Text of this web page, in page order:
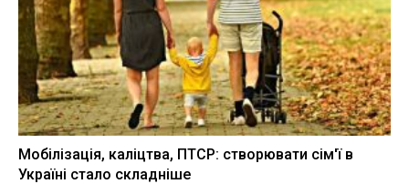
Мобілізація, каліцтва, ПТСР: створювати сім'ї в
Україні стало складніше